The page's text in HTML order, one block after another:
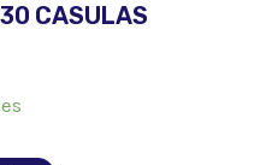
CASULAS